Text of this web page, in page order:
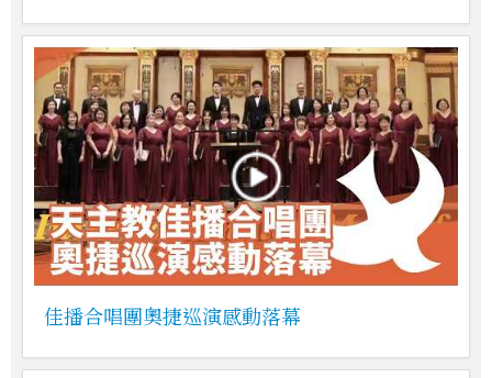
佳播合唱團奧捷巡演感動落幕